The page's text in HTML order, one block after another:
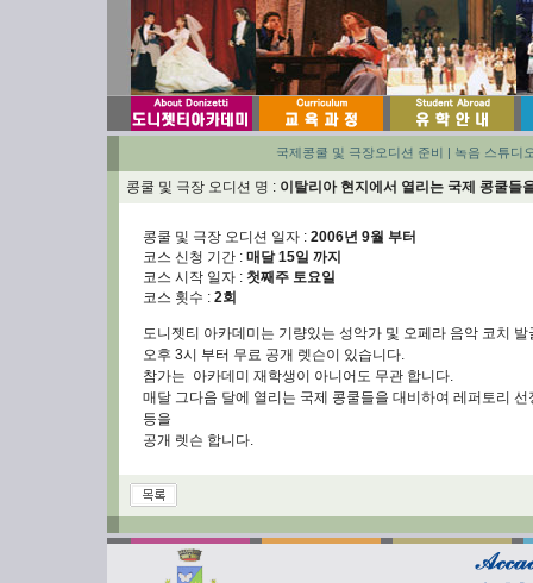
국제콩쿨 및 극장오디션 준비 | 녹음 스튜디
콩쿨 및 극장 오디션 명 : 이탈리아 현지에서 열리는 국제 콩쿨들
콩쿨 및 극장 오디션 일자 : 2006년 9월 부터
코스 신청 기간 : 매달 15일 까지
코스 시작 일자 : 첫째주 토요일
코스 횟수 : 2회
도니젯티 아카데미는 기량있는 성악가 및 오페라 음악 코치
오후 3시 부터 무료 공개 렛슨이 있습니다.
참가는 아카데미 재학생이 아니어도 무관 합니다.
매달 그다음 달에 열리는 국제 콩쿨들을 대비하여 레퍼토리
등을
공개 렛슨 합니다.